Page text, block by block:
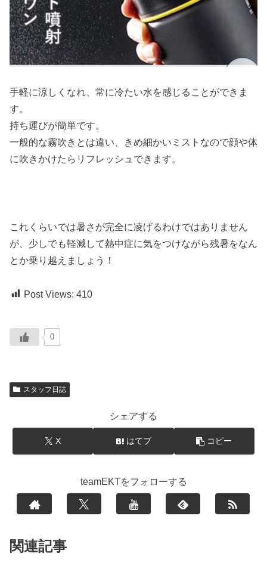
手軽に涼しくなれ、常に冷たい水を感じることができま
す。
持ち運びが簡単です。
一般的な霧吹きとは違い、きめ細かいミストなので顔や体
に吹きかけたらリフレッシュできます。
これくらいでは暑さが完全に凌げるわけではありません
が、少しでも軽減して熱中症に気をつけながら残暑をなん
とか乗り越えましょう！
Post Views: 410
0
スタッフ日誌
シェアする
X はてブ コピー
teamEKTをフォローする
関連記事